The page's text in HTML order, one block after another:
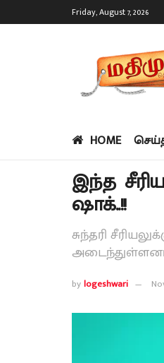
Friday, August 7, 2026
HOME
இந்த
ஷாக்..!!
சுந்தரி
bylogeshwari